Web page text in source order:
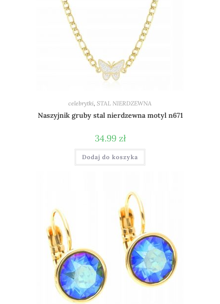
celebrytki STAL NIERDZEWNA
Naszyjnik gruby stal nierdzewna motyl n671
34.99 zł
Dodaj do koszyka